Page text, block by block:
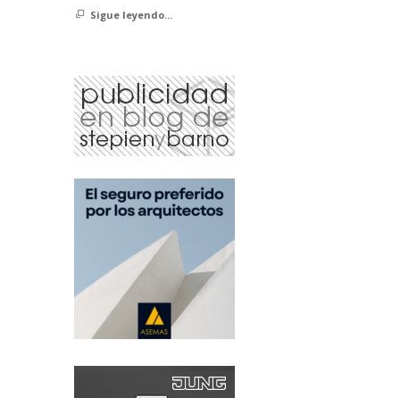
Sigue leyendo...